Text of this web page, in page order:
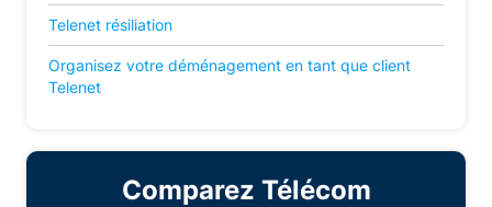
Telenet résiliation
Organisez votre déménagement en tant que client
Telenet
Comparez Télécom